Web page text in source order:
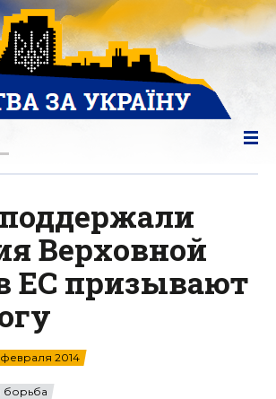
Верховной
ЕС призывают
2014
борьба